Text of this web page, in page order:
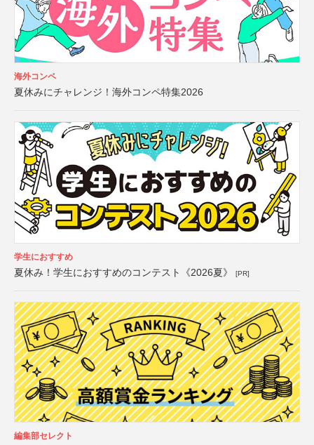
海外コンペ
夏休みにチャレンジ！海外コンペ特集2026
学生におすすめ
夏休み！学生におすすめのコンテスト《2026夏》 [PR]
編集部セレクト